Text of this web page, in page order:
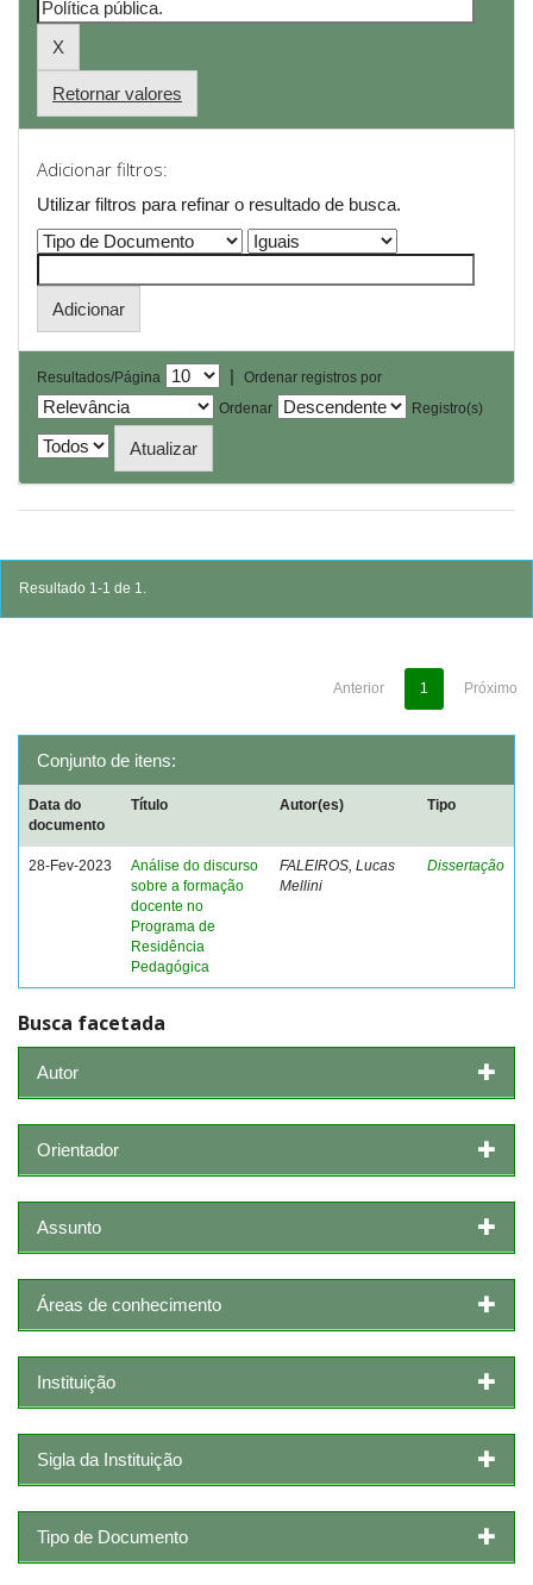
Retornar valores
Adicionar filtros:
Utilizar filtros para refinar o resultado de busca.
Resultados/Página |
Ordenar registros por
Ordenar
Registro(s)
Resultado 1-1 de 1.
Anterior 1 Próximo
Conjunto de itens:
Data do
documento
Título Autor(es) Tipo
28-Fev-2023
Análise do discurso
sobre a formação
docente no
Programa de
Residência
Pedagógica
FALEIROS, Lucas
Mellini
Dissertação
Busca facetada
Autor
Orientador
Assunto
Áreas de conhecimento
Instituição
Sigla da Instituição
Tipo de Documento